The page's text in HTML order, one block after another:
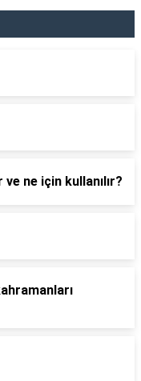
ne için kullanılır?